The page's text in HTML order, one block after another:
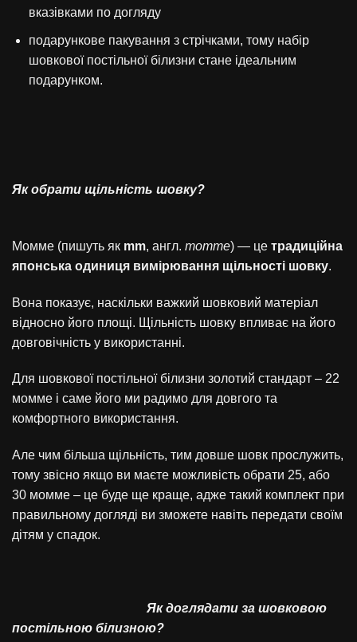
вказівками по догляду
подарункове пакування з стрічками, тому набір
шовкової постільної білизни стане ідеальним
подарунком.
Як обрати щільність шовку?
Момме (пишуть як mm, англ. momme) — це традиційна
японська одиниця вимірювання щільності шовку.
Вона показує, наскільки важкий шовковий матеріал
відносно його площі. Щільність шовку впливає на його
довговічність у використанні.
Для шовкової постільної білизни золотий стандарт – 22
момме і саме його ми радимо для довгого та
комфортного використання.
Але чим більша щільність, тим довше шовк прослужить,
тому звісно якщо ви маєте можливість обрати 25, або
30 момме – це буде ще краще, адже такий комплект при
правильному догляді ви зможете навіть передати своїм
дітям у спадок.
Як доглядати за шовковою
постільною білизною?